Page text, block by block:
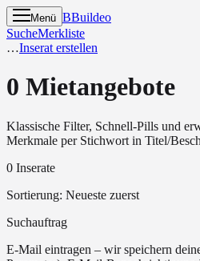
Menü BBuildeo
SucheMerkliste
…Inserat erstellen
0 Mietangebote
Klassische Filter, Schnell-Pills und
Merkmale per Stichwort in Titel/
0 Inserate
Sortierung: Neueste zuerst
Suchauftrag
E-Mail eintragen – wir speichern